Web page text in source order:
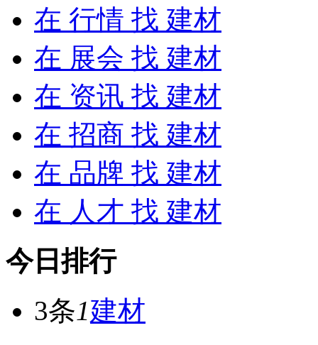
在 行情 找 建材
在 展会 找 建材
在 资讯 找 建材
在 招商 找 建材
在 品牌 找 建材
在 人才 找 建材
今日排行
3条1建材